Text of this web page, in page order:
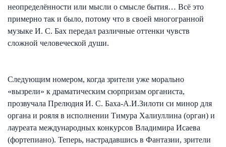
неопределённости или мысли о смысле бытия… Всё это
примерно так и было, потому что в своей многогранной
музыке И. С. Бах передал различные оттенки чувств
сложной человеческой души.
Следующим номером, когда зрители уже морально
«вызрели» к драматическим сюрпризам органиста,
прозвучала Прелюдия И. С. Баха-А.И.Зилоти си минор для
органа и рояля в исполнении Тимура Халиуллина (орган) и
лауреата международных конкурсов Владимира Исаева
(фортепиано). Теперь, настрадавшись в Фантазии, зрители